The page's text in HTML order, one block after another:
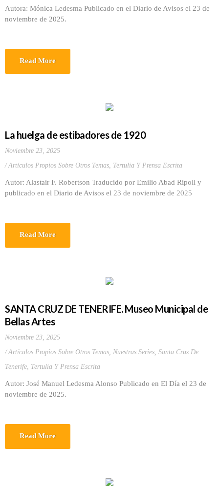
Autora: Mónica Ledesma Publicado en el Diario de Avisos el 23 de
noviembre de 2025.
Read More
La huelga de estibadores de 1920
Noviembre 23, 2025
Artículos Propios Sobre Otros Temas, Tertulia Y Prensa Escrita
Autor: Alastair F. Robertson Traducido por Emilio Abad Ripoll y
publicado en el Diario de Avisos el 23 de noviembre de 2025
Read More
SANTA CRUZ DE TENERIFE. Museo Municipal de
Bellas Artes
Noviembre 23, 2025
Artículos Propios Sobre Otros Temas, Nuestras Series, Santa Cruz De
Tenerife, Tertulia Y Prensa Escrita
Autor: José Manuel Ledesma Alonso Publicado en El Día el 23 de
noviembre de 2025.
Read More